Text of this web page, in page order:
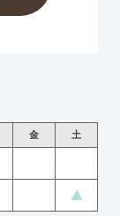
金 土